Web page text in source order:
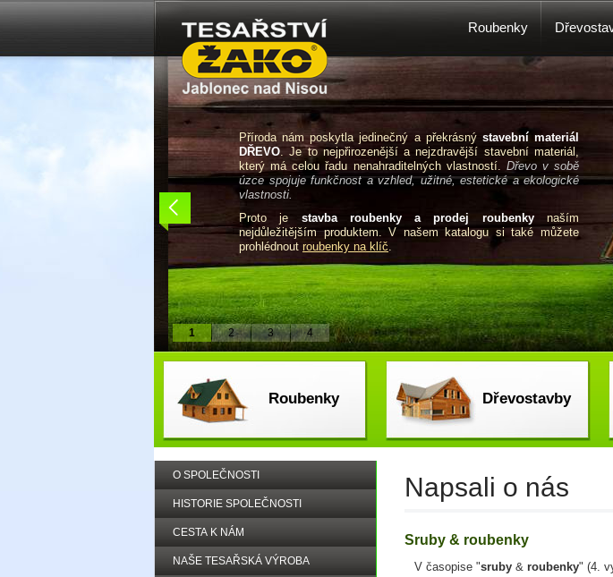
Příroda nám poskytla jedinečný a překrásný stavební materiál
DŘEVO. Je to nejpřirozenější a nejzdravější stavební materiál,
který má celou řadu nenahraditelných vlastností. Dřevo v sobě
úzce spojuje funkčnost a vzhled, užitné, estetické a ekologické
vlastnosti.
Proto je stavba roubenky a prodej roubenkynaším
nejdůležitějším produktem. V našem katalogu si také můžete
prohlédnout roubenky na klíč.
Roubenky
1 2 3 4
Roubenky Dřevostavby
Napsali o nás
Sruby & roubenky
V časopise "sruby&roubenky" (4.
O SPOLEČNOSTI
HISTORIE SPOLEČNOSTI
CESTA K NÁM
NAŠE TESAŘSKÁ VÝROBA